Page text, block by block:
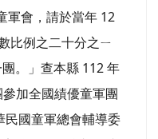
。
績優童軍團實施細
。